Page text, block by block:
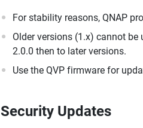
For stability reasons, QNAP
Older versions (1.x) cannot
2.0.0 then to later versions.
Use the QVP firmware for
Security Updates